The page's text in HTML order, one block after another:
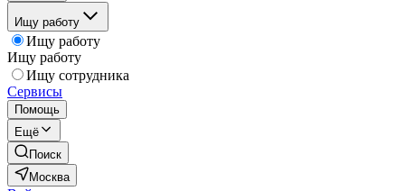
Ищу работу
Ищу работу
Ищу работу
Ищу сотрудника
Сервисы
Помощь
Ещё
Поиск
Москва